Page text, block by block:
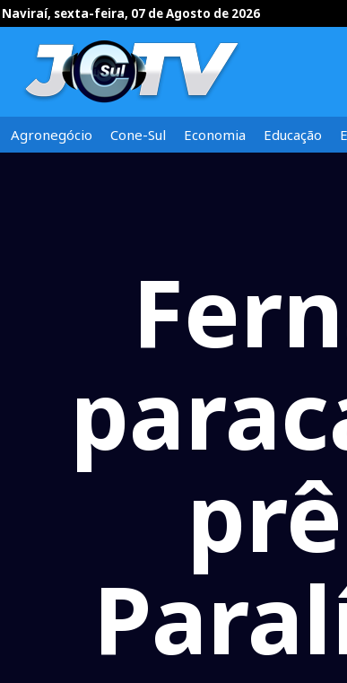
Naviraí, sexta-feira, 07 de Agosto de 2026
Agronegócio Cone-Sul Economia Educação